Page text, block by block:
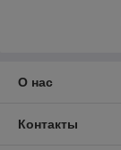
О нас
Контакты